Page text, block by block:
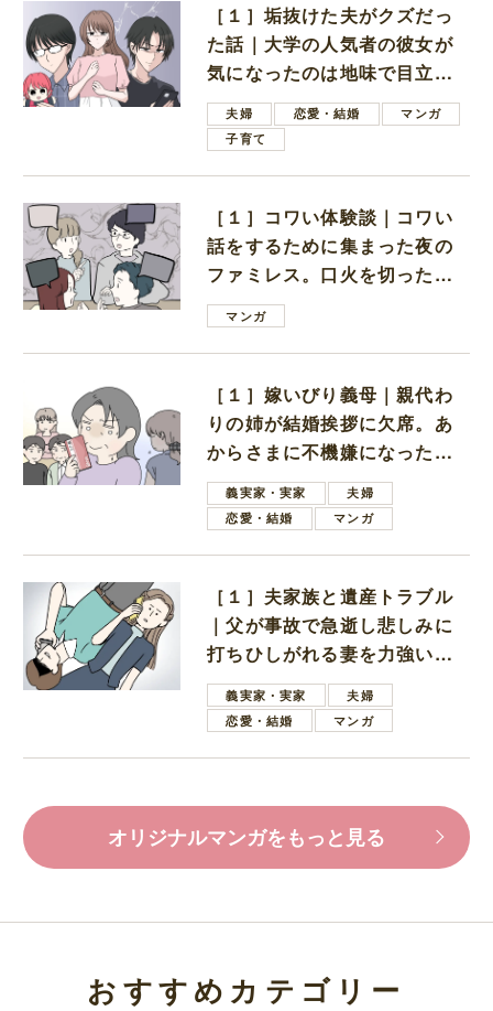
［１］垢抜けた夫がクズだっ
た話｜大学の人気者の彼女が
気になったのは地味で目立た
ない男子学生
夫婦 恋愛・結婚
マンガ
子育て
［１］コワい体験談｜コワい
話をするために集まった夜の
ファミレス。口火を切ったの
は電車好きの男の子ママ
マンガ
［１］嫁いびり義母｜親代わ
りの姉が結婚挨拶に欠席。あ
からさまに不機嫌になった義
母義実家・実家
夫婦
恋愛・結婚
マンガ
［１］夫家族と遺産トラブル
｜父が事故で急逝し悲しみに
打ちひしがれる妻を力強い言
葉で励ます夫
義実家・実家
夫婦
恋愛・結婚
マンガ
オリジナルマンガをもっと見る
おすすめカテゴリー